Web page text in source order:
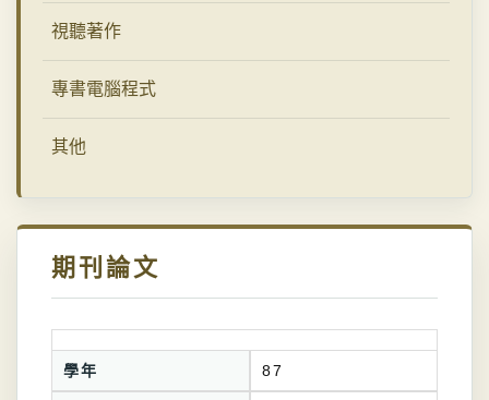
視聽著作
專書電腦程式
其他
期刊論文
學年 87